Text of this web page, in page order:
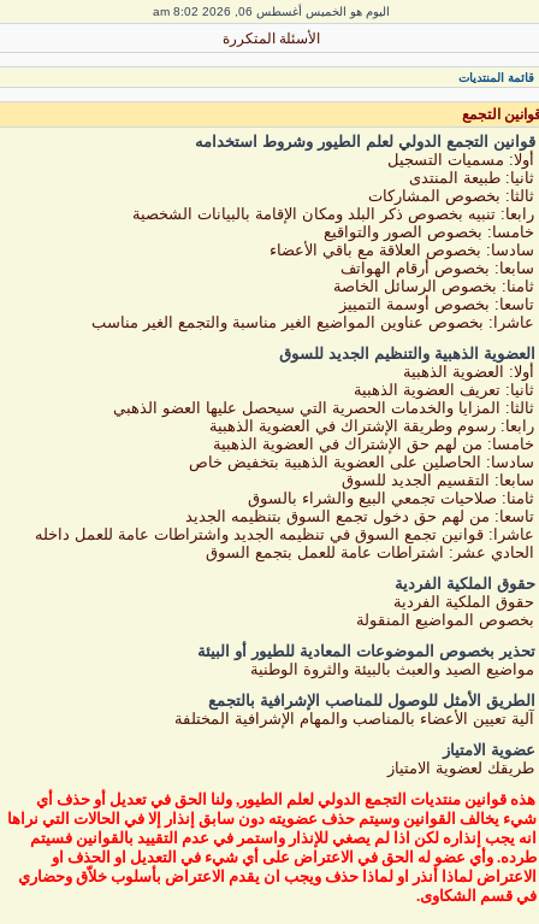
اليوم هو الخميس أغسطس 06, 2026 8:02 am
الأسئلة المتكررة
قائمة المنتديات
التجمع
قوانين التجمع الدولي لعلم الطيور وشروط استخدامه
أولا: مسميات التسجيل
ثانيا: طبيعة المنتدى
ثالثا: بخصوص المشاركات
رابعا: تنبيه بخصوص ذكر البلد ومكان الإقامة بالبيانات الشخصية
خامسا: بخصوص الصور والتواقيع
سادسا: بخصوص العلاقة مع باقي الأعضاء
سابعا: بخصوص أرقام الهواتف
ثامنا: بخصوص الرسائل الخاصة
تاسعا: بخصوص أوسمة التمييز
عاشرا: بخصوص عناوين المواضيع الغير مناسبة والتجمع الغير مناسب
العضوية الذهبية والتنظيم الجديد للسوق
أولا: العضوية الذهبية
ثانيا: تعريف العضوية الذهبية
ثالثا: المزايا والخدمات الحصرية التي سيحصل عليها العضو الذهبي
رابعا: رسوم وطريقة الإشتراك في العضوية الذهبية
خامسا: من لهم حق الإشتراك في العضوية الذهبية
سادسا: الحاصلين على العضوية الذهبية بتخفيض خاص
سابعا: التقسيم الجديد للسوق
ثامنا: صلاحيات تجمعي البيع والشراء بالسوق
تاسعا: من لهم حق دخول تجمع السوق بتنظيمه الجديد
عاشرا: قوانين تجمع السوق في تنظيمه الجديد واشتراطات عامة للعمل داخله
الحادي عشر: اشتراطات عامة للعمل بتجمع السوق
حقوق الملكية الفردية
حقوق الملكية الفردية
بخصوص المواضيع المنقولة
تحذير بخصوص الموضوعات المعادية للطيور أو البيئة
مواضيع الصيد والعبث بالبيئة والثروة الوطنية
الطريق الأمثل للوصول للمناصب الإشرافية بالتجمع
آلية تعيين الأعضاء بالمناصب والمهام الإشرافية المختلفة
عضوية الامتياز
طريقك لعضوية الامتياز
هذه قوانين منتديات التجمع الدولي لعلم الطيور, ولنا الحق في تعديل أو حذف أي
شيء يخالف القوانين وسيتم حذف عضويته دون سابق إنذار إلا في الحالات التي نراها
انه يجب إنذاره لكن اذا لم يصغي للإنذار واستمر في عدم التقييد بالقوانين فسيتم
طرده. وأي عضو له الحق في الاعتراض على أي شيء في التعديل او الحذف او
الاعتراض لماذا أنذر او لماذا حذف ويجب ان يقدم الاعتراض بأسلوب خلاّق وحضاري
في قسم الشكاوى.